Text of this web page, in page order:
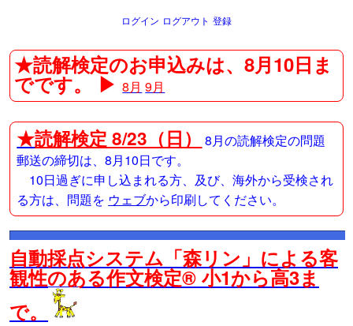
ログイン ログアウト 登録
★読解検定のお申込みは、8月10日ま
でです。 ▶8月 9月
★読解検定 8/23（日）
8月の読解検定の問題
郵送の締切は、8月10日です。
10日過ぎに申し込まれる方、及び、海外から受検され
る方は、問題を ウェブから印刷してください。
自動採点システム「森リン」による客
観性のある作文検定® 小1から高3ま
で。